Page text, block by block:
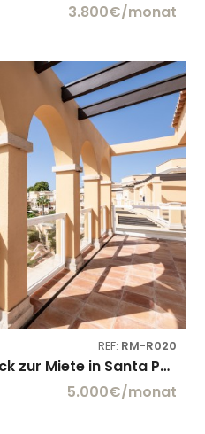
3.800€/monat
REF: RM-R020
Penthouse mit Meerblick zur Miete in Santa Ponsa
5.000€/monat